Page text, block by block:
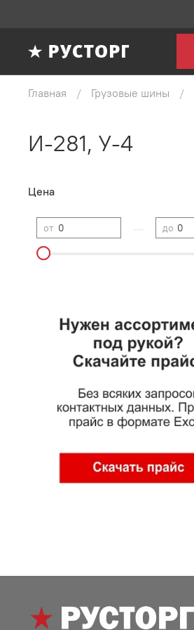
Главная Грузовые шины
И-281, У-4
Цена
от до